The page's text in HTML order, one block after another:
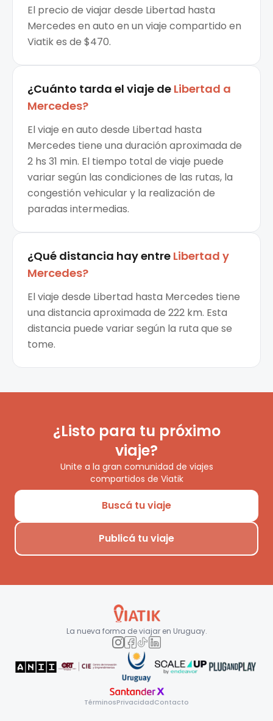
El precio de viajar desde Libertad hasta
Mercedes en auto en un viaje compartido en
Viatik es de $470.
¿Cuánto tarda el viaje de Libertad a
Mercedes?
El viaje en auto desde Libertad hasta
Mercedes tiene una duración aproximada de
2 hs 31 min. El tiempo total de viaje puede
variar según las condiciones de las rutas, la
congestión vehicular y la realización de
paradas intermedias.
¿Qué distancia hay entre Libertad y
Mercedes?
El viaje desde Libertad hasta Mercedes tiene
una distancia aproximada de 222 km. Esta
distancia puede variar según la ruta que se
tome.
¿Listo para tu próximo
viaje?
Unite a la gran comunidad de viajes
compartidos de Viatik
Buscá tu viaje
Publicá tu viaje
La nueva forma de viajar en Uruguay.
TérminosPrivacidadContacto